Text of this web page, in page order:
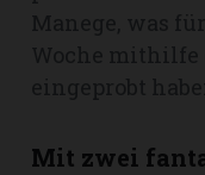
Mit zwei